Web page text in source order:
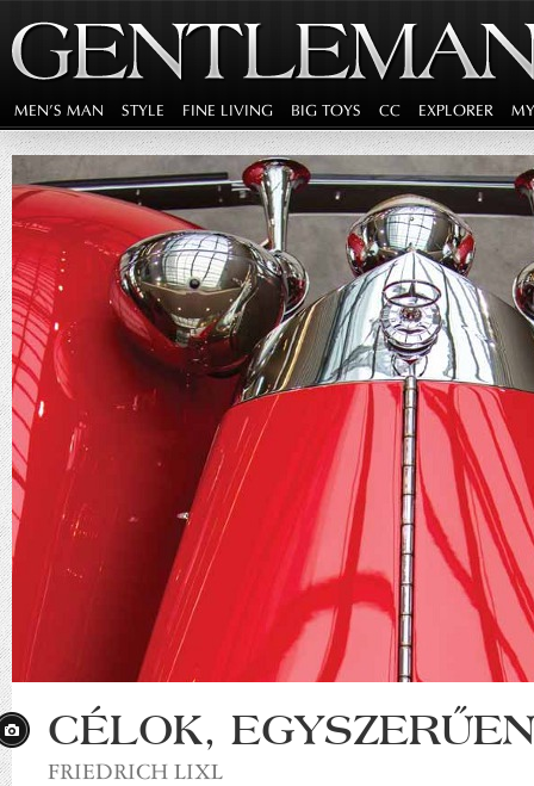
MEN'S MAN STYLE FINE LIVING BIG TOYS CC EXPLORER
CÉLOK, EGYSZERŰEN
FRIEDRICH LIXL